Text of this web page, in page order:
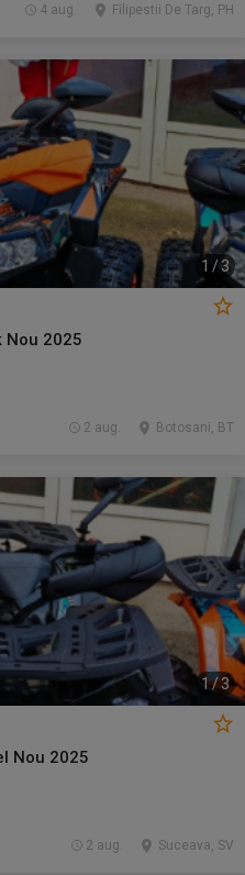
Filipestii De Targ, PH
4 aug.
1 /3
Nou 2025
Botosani, BT
2 aug.
1/3
Nou 2025
Suceava, SV
2 aug.